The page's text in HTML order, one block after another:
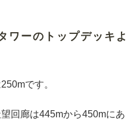
ワーのトップデッキよ
です。
回廊は445mから450mにあ